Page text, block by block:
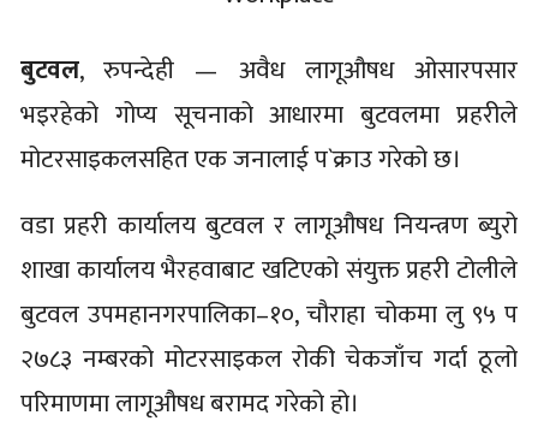
बुटवल, रुपन्देही — अवैध लागूऔषध ओसारपसार
भइरहेको गोप्य सूचनाको आधारमा बुटवलमा प्रहरीले
मोटरसाइकलसहित एक जनालाई प`क्राउ गरेको छ।
वडा प्रहरी कार्यालय बुटवल र लागूऔषध नियन्त्रण ब्युरो
शाखा कार्यालय भैरहवाबाट खटिएको संयुक्त प्रहरी टोलीले
बुटवल उपमहानगरपालिका–१०, चौराहा चोकमा लु ९५ प
२७८३ नम्बरको मोटरसाइकल रोकी चेकजाँच गर्दा ठूलो
परिमाणमा लागूऔषध बरामद गरेको हो।